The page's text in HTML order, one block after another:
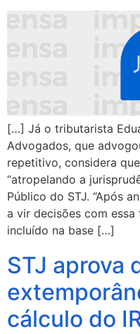
[…] Já o tributarista
Advogados, que
repetitivo, considera
“atropelando a
Público do STJ. “Após
a vir decisões com
incluído na base […]
STJ aprova
cálculo do